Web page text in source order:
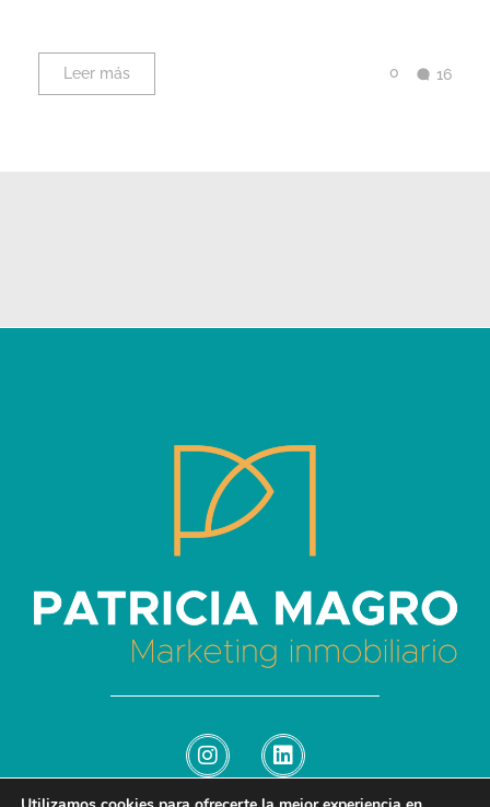
Leer más 0 16